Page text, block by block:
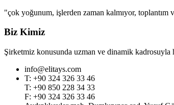
"çok yoğunum, işlerden zaman kalmıyor, toplantım
Biz Kimiz
Şirketmiz konusunda uzman ve dinamik
info@elitays.com
T: +90 324 326 33 46
T: +90 850 228 34 33
F: +90 324 326 33 46